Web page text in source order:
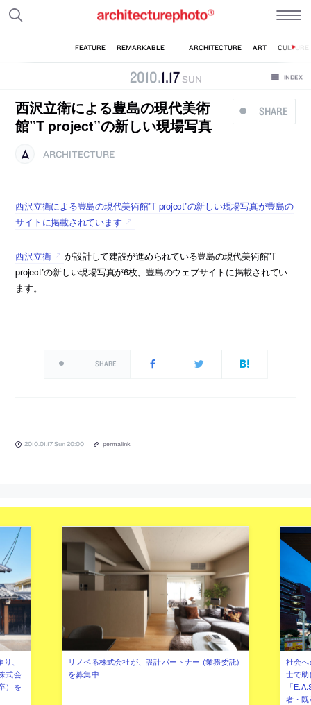
2010.1.17 SUN
SHARE
西沢立衛による豊島の現代美術
館”T project”の新しい現場写真
ARCHITECTURE
西沢立衛による豊島の現代美術館”T project”の新しい現場写真が豊島の
サイトに掲載されています
西沢立衛
が設計して建設が進められている豊島の現代美術館”T
project”の新しい現場写真が6枚、豊島のウェブサイトに掲載されてい
ます。
SHARE
2010.01.17 Sun 20:00 permalink
、
式会
）を
リノベる株式会社が、設計パートナー (業務委託)
を募集中
社会
士で
「
者・